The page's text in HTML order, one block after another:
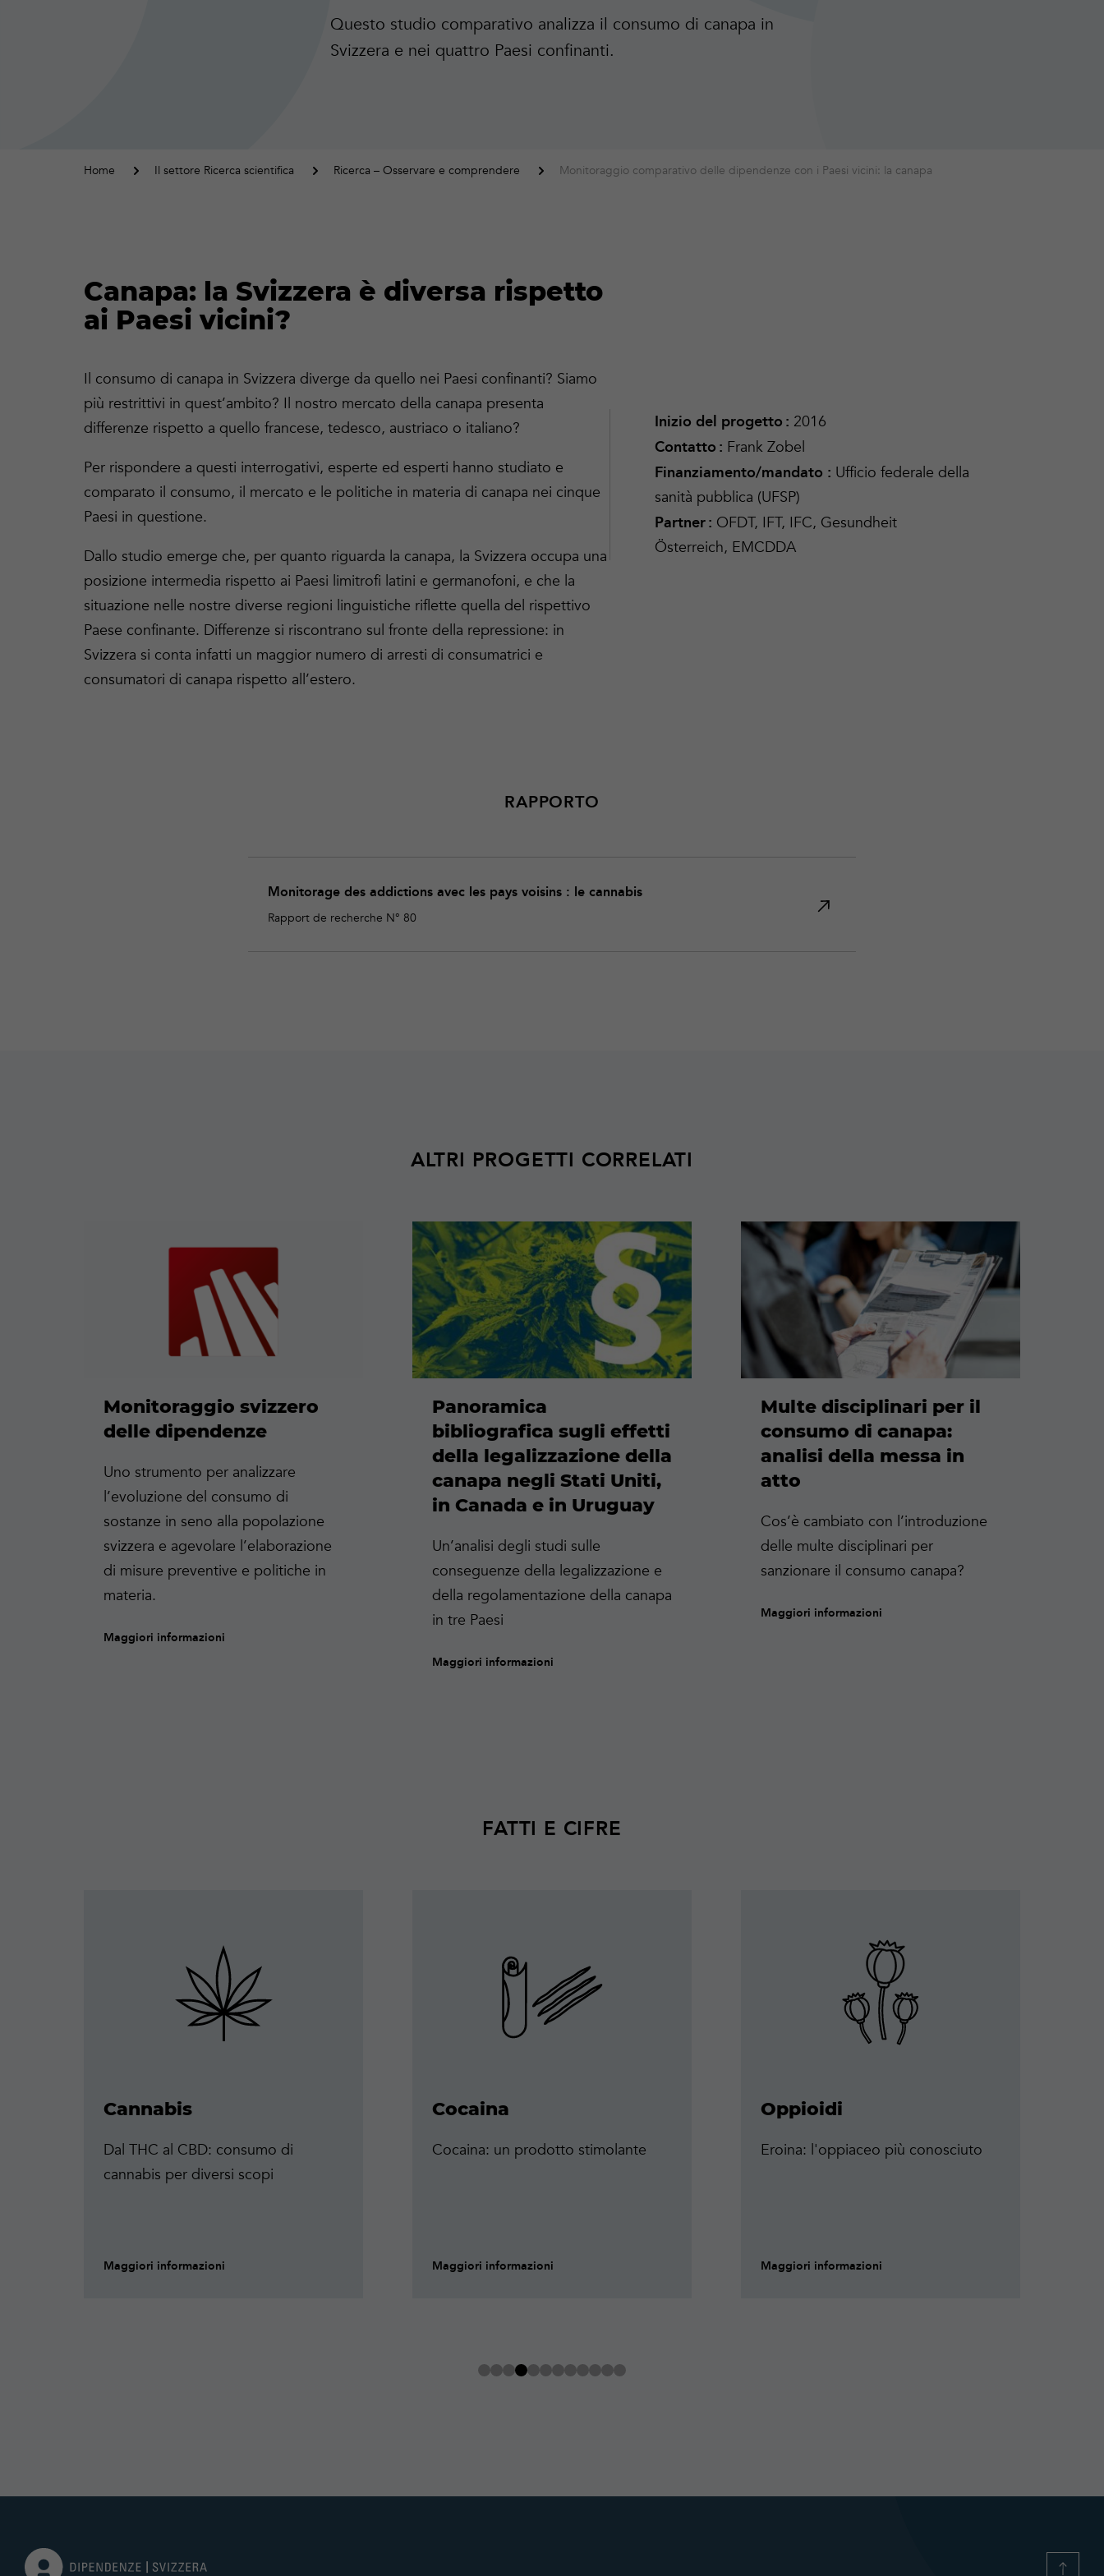
Questo studio comparativo analizza il consumo di canapa in
Svizzera e nei quattro Paesi confinanti.
Home Il settore Ricerca scientifica Ricerca – Osservare e comprendere Monitoraggio comparativo delle dipendenze con i Paesi vicini: la canapa
Canapa: la Svizzera è diversa rispetto
ai Paesi vicini?
Il consumo di canapa in Svizzera diverge da quello nei Paesi confinanti? Siamo
più restrittivi in quest’ambito? Il nostro mercato della canapa presenta
differenze rispetto a quello francese, tedesco, austriaco o italiano?
Per rispondere a questi interrogativi, esperte ed esperti hanno studiato e
comparato il consumo, il mercato e le politiche in materia di canapa nei cinque
Paesi in questione.
Dallo studio emerge che, per quanto riguarda la canapa, la Svizzera occupa una
posizione intermedia rispetto ai Paesi limitrofi latini e germanofoni, e che la
situazione nelle nostre diverse regioni linguistiche riflette quella del rispettivo
Paese confinante. Differenze si riscontrano sul fronte della repressione: in
Svizzera si conta infatti un maggior numero di arresti di consumatrici e
consumatori di canapa rispetto all’estero.
Inizio del progetto : 2016
Contatto : Frank Zobel
Finanziamento/mandato : Ufficio federale della
sanità pubblica (UFSP)
Partner : OFDT, IFT, IFC, Gesundheit
Österreich, EMCDDA
RAPPORTO
Monitorage des addictions avec les pays voisins : le cannabis
Rapport de recherche N° 80
ALTRI PROGETTI CORRELATI
Monitoraggio svizzero
delle dipendenze
Uno strumento per analizzare
l’evoluzione del consumo di
sostanze in seno alla popolazione
svizzera e agevolare l’elaborazione
di misure preventive e politiche in
materia.
Maggiori informazioni
Panoramica
bibliografica sugli effetti
della legalizzazione della
canapa negli Stati Uniti,
in Canada e in Uruguay
Un’analisi degli studi sulle
conseguenze della legalizzazione e
della regolamentazione della canapa
in tre Paesi
Maggiori
informazioni
Maggiori informazioni
Multe disciplinari per il
consumo di canapa:
analisi della messa in
atto
Cos’è cambiato con l’introduzione
delle multe disciplinari per
sanzionare il consumo canapa?
Maggiori
informazioni
Maggiori informazioni
FATTI E CIFRE
Cannabis
Dal THC al CBD: consumo di
cannabis per diversi scopi
Maggiori informazioni
Cocaina
Cocaina: un prodotto stimolante
Maggiori informazioni
Oppioidi
Eroina: l'oppiaceo più conosciuto
Maggiori informazioni